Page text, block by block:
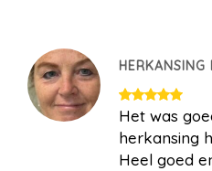
HERKANSING
Het was
herkansing
Heel goed